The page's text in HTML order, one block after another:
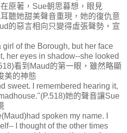
原著，Sue朝思暮想，眼見
聽她甜美聲音重現，她的復仇意
的惡言相向只變得虛張聲勢，宣
of the Borough, but her face
her eyes in shadow--she looked
看到Maud的第一眼，雖然略顯
美的神態
sweet. I remembered hearing it,
她的聲音讓Sue
spoken my name. I
I thought of the other times